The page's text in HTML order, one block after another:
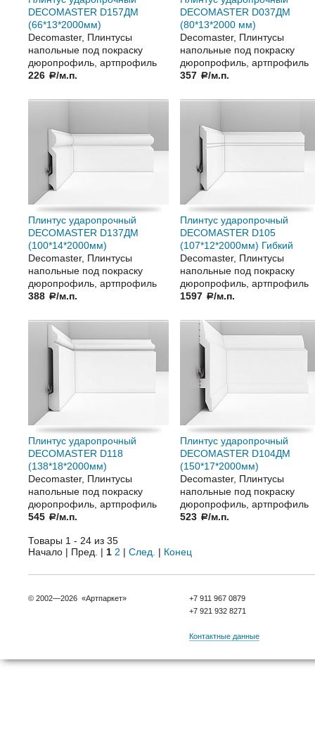
DECOMASTER D157ДМ
(66*13*2000мм)
Decomaster, Плинтусы
напольные под покраску
дюропрофиль, артпрофиль
226 a/м.п.
DECOMASTER D037ДМ
(80*13*2000 мм)
Decomaster, Плинтусы
напольные под покраску
дюропрофиль, артпрофиль
357 a/м.п.
Плинтус ударопрочный
DECOMASTER D137ДМ
(100*14*2000мм)
Decomaster, Плинтусы
напольные под покраску
дюропрофиль, артпрофиль
388 a/м.п.
Плинтус ударопрочный
DECOMASTER D105
(107*12*2000мм) Гибкий
Decomaster, Плинтусы
напольные под покраску
дюропрофиль, артпрофиль
1597 a/м.п.
Плинтус ударопрочный
DECOMASTER D118
(138*18*2000мм)
Decomaster, Плинтусы
напольные под покраску
дюропрофиль, артпрофиль
545 a/м.п.
Плинтус ударопрочный
DECOMASTER D104ДМ
(150*17*2000мм)
Decomaster, Плинтусы
напольные под покраску
дюропрофиль, артпрофиль
523 a/м.п.
Товары 1 - 24 из 35
Начало | Пред. | 1 2 | След. | Конец
© 2002—2026 «Артпаркет»
+7 911 967 0879
+7 921 932 8271
Контактные данные